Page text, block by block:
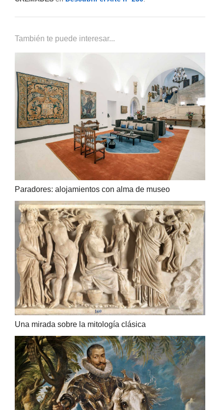
También te puede interesar...
Paradores: alojamientos con alma de museo
Una mirada sobre la mitología clásica